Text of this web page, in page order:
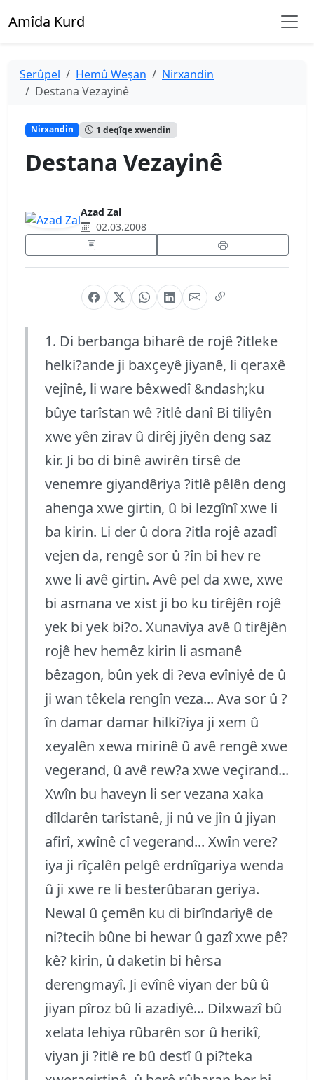
Amîda Kurd
Serûpel Hemû Weşan
Nirxandin
Destana Vezayinê
Nirxandin 1 deqîqe xwendin
Destana Vezayinê
Azad Zal
02.03.2008
1. Di berbanga biharê de rojê ?itleke
helki?ande ji baxçeyê jiyanê, li qeraxê
vejînê, li ware bêxwedî &ndash;ku
bûye tarîstan wê ?itlê danî Bi tiliyên
xwe yên zirav û dirêj jiyên deng saz
kir. Ji bo di binê awirên tirsê de
venemre giyandêriya ?itlê pêlên deng
ahenga xwe girtin, û bi lezgînî xwe li
ba kirin. Li der û dora ?itla rojê azadî
vejen da, rengê sor û ?în bi hev re
xwe li avê girtin. Avê pel da xwe, xwe
bi asmana ve xist ji bo ku tirêjên rojê
yek bi yek bi?o. Xunaviya avê û tirêjên
rojê hev hemêz kirin li asmanê
bêzagon, bûn yek di ?eva evîniyê de û
ji wan têkela rengîn veza... Ava sor û ?
în damar damar hilki?iya ji xem û
xeyalên xewa mirinê û avê rengê xwe
vegerand, û avê rew?a xwe veçirand...
Xwîn bu haveyn li ser vezana xaka
dîldarên tarîstanê, ji nû ve jîn û jiyan
afirî, xwînê cî vegerand... Xwîn vere?
iya ji rîçalên pelgê erdnîgariya wenda
û ji xwe re li besterûbaran geriya.
Newal û çemên ku di birîndariyê de
ni?tecih bûne bi hewar û gazî xwe pê?
kê? kirin, û daketin bi hêrsa
derengmayî. Ji evînê viyan der bû û
jiyan pîroz bû li azadiyê... Dilxwazî bû
xelata lehiya rûbarên sor û herikî,
viyan ji ?itlê re bû destî û pi?teka